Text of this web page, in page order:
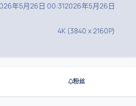
年5月26日 00:312026年5月26日
4K (3840 x 2160P)
粉丝